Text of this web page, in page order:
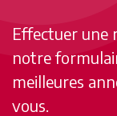
Effectuer une
notre
meilleures
vous.